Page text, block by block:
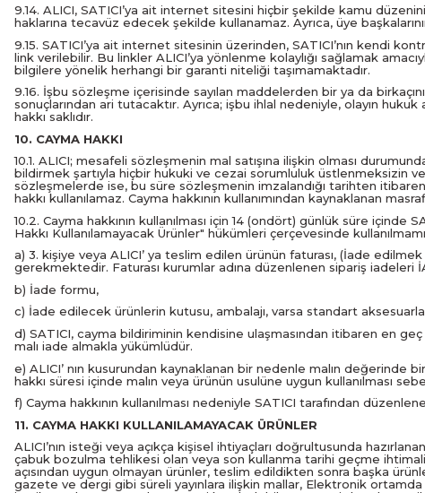
9.14. ALICI, SATICI’ya ait internet sitesini hiçbir şekilde kamu
haklarına tecavüz edecek şekilde kullanamaz. Ayrıca, üye
9.15. SATICI’ya ait internet sitesinin üzerinden, SATICI’nın kendi
link verilebilir. Bu linkler ALICI’ya yönlenme kolaylığı sağlamak
bilgilere yönelik herhangi bir garanti niteliği taşımamaktadır.
9.16. İşbu sözleşme içerisinde sayılan maddelerden bir ya da
sonuçlarından ari tutacaktır. Ayrıca; işbu ihlal nedeniyle, olayın
hakkı saklıdır.
10. CAYMA HAKKI
10.1. ALICI; mesafeli sözleşmenin mal satışına ilişkin olması
bildirmek şartıyla hiçbir hukuki ve cezai sorumluluk üstlenmeksizin
sözleşmelerde ise, bu süre sözleşmenin imzalandığı tarihten
hakkı kullanılamaz. Cayma hakkının kullanımından kaynaklanan
10.2. Cayma hakkının kullanılması için 14 (ondört) günlük süre
Hakkı Kullanılamayacak Ürünler" hükümleri çerçevesinde
a) 3. kişiye veya ALICI’ ya teslim edilen ürünün faturası, (İade
gerekmektedir. Faturası kurumlar adına düzenlenen sipariş
b) İade formu,
c) İade edilecek ürünlerin kutusu, ambalajı, varsa standart
d) SATICI, cayma bildiriminin kendisine ulaşmasından itibaren en
malı iade almakla yükümlüdür.
e) ALICI’ nın kusurundan kaynaklanan bir nedenle malın değerinde
hakkı süresi içinde malın veya ürünün usulüne uygun kullanılması
f) Cayma hakkının kullanılması nedeniyle SATICI tarafından
11. CAYMA HAKKI KULLANILAMAYACAK ÜRÜNLER
ALICI’nın isteği veya açıkça kişisel ihtiyaçları doğrultusunda
çabuk bozulma tehlikesi olan veya son kullanma tarihi geçme ihtimali
açısından uygun olmayan ürünler, teslim edildikten sonra başka
gazete ve dergi gibi süreli yayınlara ilişkin mallar, Elektronik